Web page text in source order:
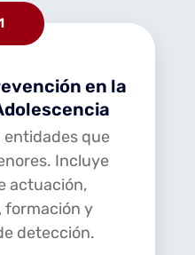
en la
entidades que
Incluye
actuación,
formación y
detección.